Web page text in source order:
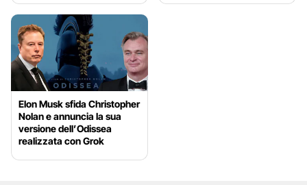
Elon Musk sfida Christopher
Nolan e annuncia la sua
versione dell’Odissea
realizzata con Grok